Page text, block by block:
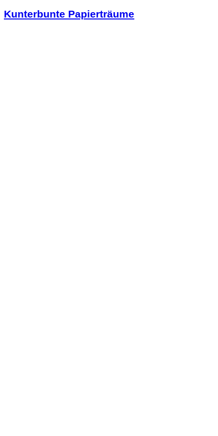
Kunterbunte Papierträume